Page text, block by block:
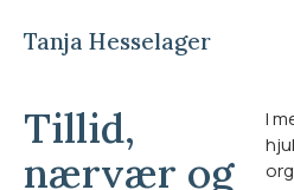
Tanja Hesselager
Tillid,
nærvær og
I